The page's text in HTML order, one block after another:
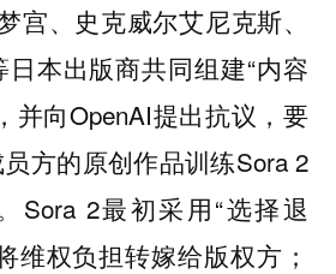
宫、史克威尔艾尼克斯、
本出版商共同组建“内容
并向OpenAI提出抗议，要
方的原创作品训练Sora 2
Sora 2最初采用“选择退
维权负担转嫁给版权方；